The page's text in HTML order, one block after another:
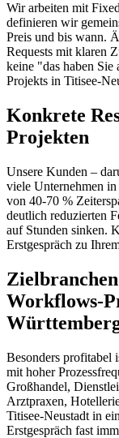
Wir arbeiten mit
definieren wir
Preis und bis wann.
Requests mit klaren
keine "das haben Sie
Projekts in Titisee-
Konkrete
Projekten
Unsere Kunden –
viele Unternehmen
von 40-70 %
deutlich reduzierten
auf Stunden sinken.
Erstgespräch zu
Workflows-
Besonders profitabel
mit hoher
Großhandel,
Arztpraxen,
Titisee-Neustadt in
Erstgespräch fast